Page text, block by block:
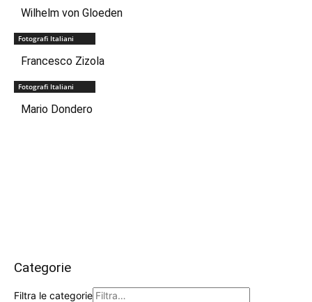
Wilhelm von Gloeden
Fotografi Italiani
Francesco Zizola
Fotografi Italiani
Mario Dondero
Categorie
Filtra le categorie